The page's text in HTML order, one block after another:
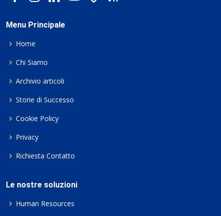
Menu Principale
Home
Chi Siamo
Archivio articoli
Storie di Successo
Cookie Policy
Privacy
Richiesta Contatto
Le nostre soluzioni
Human Resources